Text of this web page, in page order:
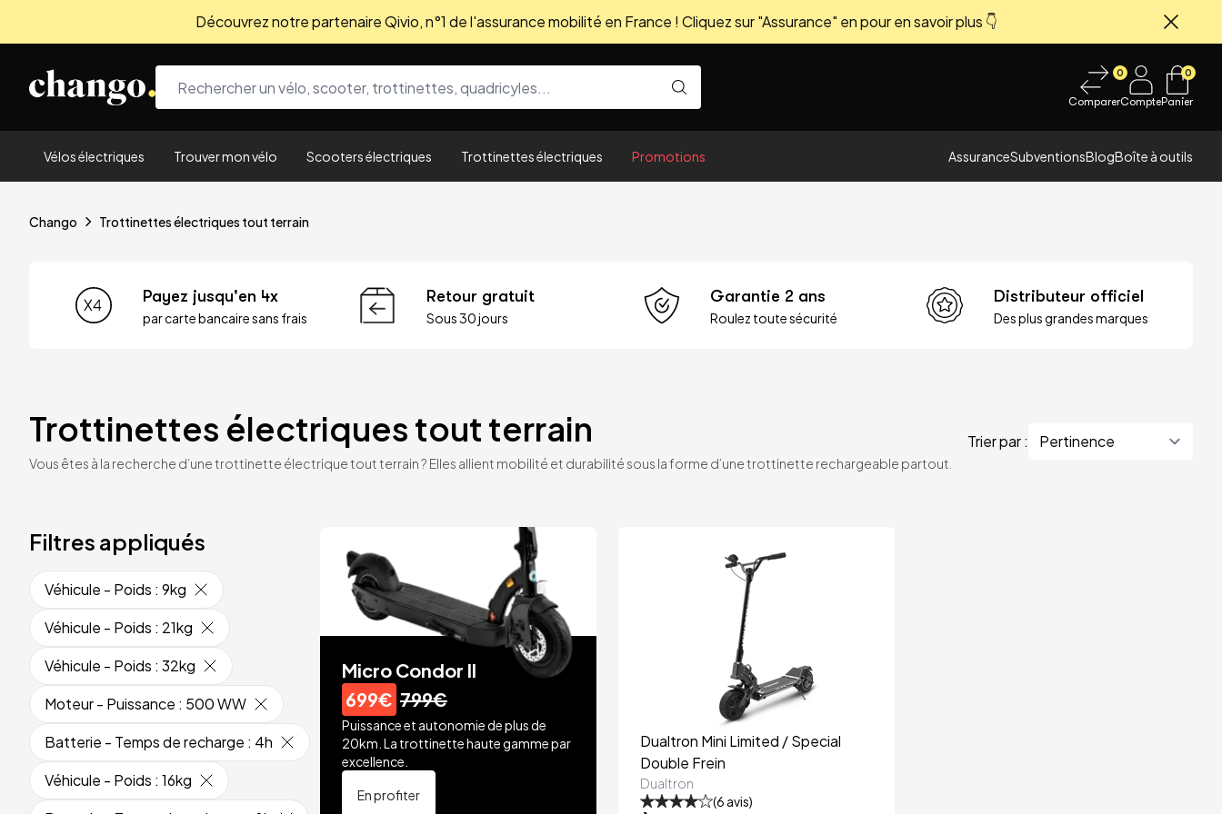
Découvrez notre partenaire Qivio, n°1 de l'assurance mobilité en France ! Cliquez sur "Assurance" en pour en savoir plus 👇
0
ComparerCompte
0
Panier
Vélos électriques Trouver mon vélo Scooters électriques Trottinettes électriques Promotions AssuranceSubventionsBlogBoîte à outils
Chango Trottinettes électriques tout terrain
Payez jusqu'en 4x
par carte bancaire sans frais
Retour gratuit
Sous 30 jours
Garantie 2 ans
Roulez toute sécurité
Distributeur officiel
Des plus grandes marques
Trottinettes électriques tout terrain
Vous êtes à la recherche d’une trottinette électrique tout terrain ? Elles allient mobilité et durabilité sous la forme d’une trottinette rechargeable partout.
Trier par :
Filtres appliqués
Véhicule - Poids : 9kg
Véhicule - Poids : 21kg
Véhicule - Poids : 32kg
Moteur - Puissance : 500 WW
Batterie - Temps de recharge : 4h
Véhicule - Poids : 16kg
Micro Condor II
699€ 799€
Puissance et autonomie de plus de
20km. La trottinette haute gamme par
excellence.
En profiter
Dualtron Mini Limited / Special
Double Frein
Dualtron
(6 avis)